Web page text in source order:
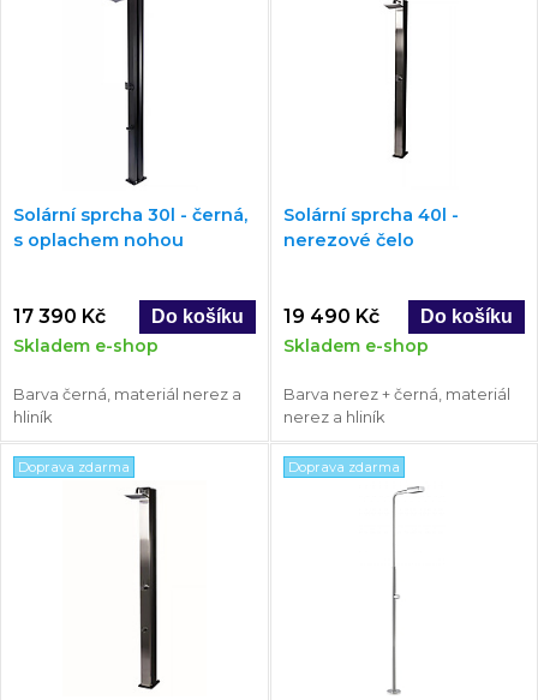
Solární sprcha 30l - černá,
s oplachem nohou
17 390 Kč
Skladem e-shop
Barva černá, materiál nerez a
hliník
Solární sprcha 40l -
nerezové čelo
19 490 Kč
Skladem e-shop
Barva nerez + černá, materiál
nerez a hliník
Doprava zdarma Doprava zdarma